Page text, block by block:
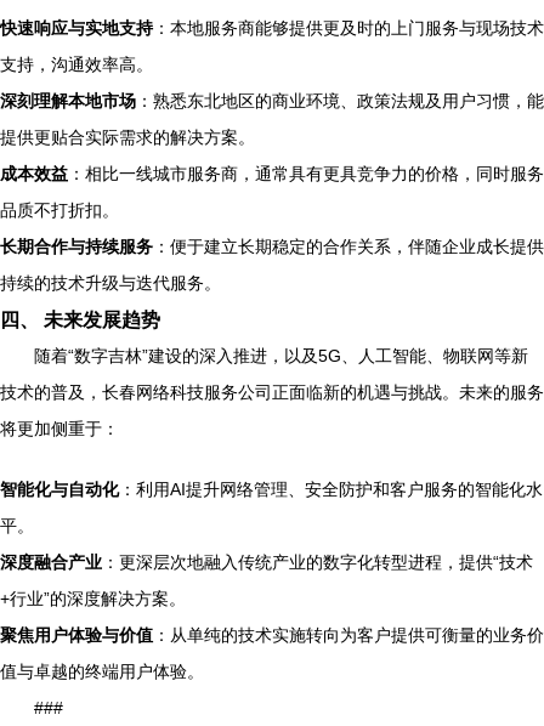
快速响应与实地支持：本地服务商能够提供更及时的上门服务与现场技术
支持，沟通效率高。
深刻理解本地市场 ：熟悉东北地区的商业环境、政策法规及用户习惯，能
提供更贴合实际需求的解决方案。
成本效益 ：相比一线城市服务商，通常具有更具竞争力的价格，同时服务
品质不打折扣。
长期合作与持续服务 ：便于建立长期稳定的合作关系，伴随企业成长提供
持续的技术升级与迭代服务。
四、 未来发展趋势
随着“数字吉林”建设的深入推进，以及5G、人工智能、物联网等新
技术的普及，长春网络科技服务公司正面临新的机遇与挑战。未来的服务
将更加侧重于：
智能化与自动化：利用AI提升网络管理、安全防护和客户服务的智能化水
平。
深度融合产业 ：更深层次地融入传统产业的数字化转型进程，提供“技术
+行业”的深度解决方案。
聚焦用户体验与价值 ：从单纯的技术实施转向为客户提供可衡量的业务价
值与卓越的终端用户体验。
###